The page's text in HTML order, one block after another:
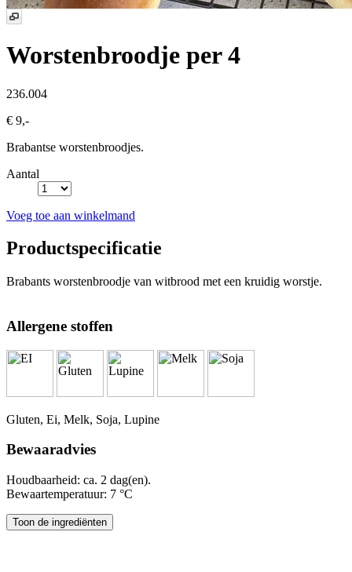
Worstenbroodje per 4
236.004
€ 9,-
Brabantse worstenbroodjes.
Aantal
Voeg toe aan winkelmand
Productspecificatie
Brabants worstenbroodje van witbrood met een kruidig worstje.
Allergene stoffen
Gluten, Ei, Melk, Soja, Lupine
Bewaaradvies
Houdbaarheid: ca. 2 dag(en).
Bewaartemperatuur: 7 °C